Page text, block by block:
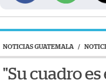
NOTICIAS GUATEMALA /
"Su cuadro es